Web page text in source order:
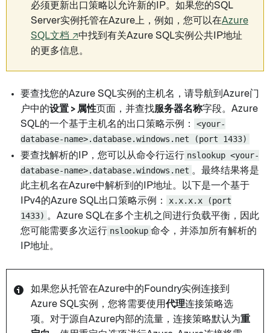
必须更新出口策略以允许新的IP。如果您的SQL
Server实例托管在Azure上，例如，您可以在Azure
SQL文档 ↗中找到有关Azure SQL实例公共IP地址
的更多信息。
要查找您的Azure SQL实例的主机名，请导航到Azure门
户中的设置 > 属性页面，并查找服务器名称字段。Azure
SQL的一个基于主机名的出口策略示例：
<your-
database-name>.database.windows.net (port 1433)
要查找解析的IP，您可以从命令行运行 nslookup <your-
database-name>.database.windows.net 。最终结果将是
此主机名在Azure中解析到的IP地址。以下是一个基于
IPv4的Azure SQL出口策略示例：
x.x.x.x (port
1433) 。Azure SQL在多个主机之间进行负载平衡，因此
您可能需要多次运行 nslookup 命令，并添加所有解析的
IP地址。
如果您从托管在Azure中的Foundry实例连接到
Azure SQL实例，您将需要使用代理连接策略选
项。对于源自Azure内部的流量，连接策略默认为重